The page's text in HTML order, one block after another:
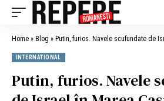
Home » Blog » Putin, furios. Navele scufundate de Israel în Marea
INTERNATIONAL
Putin, furios. Navele